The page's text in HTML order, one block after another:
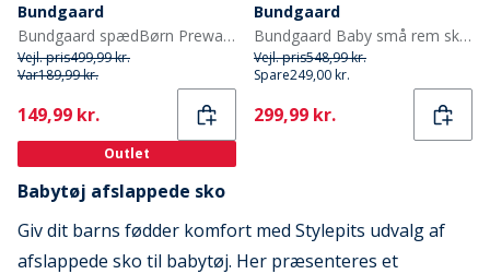
Bundgaard
Bundgaard spædBørn Prewalker II Strop Sko Brown Ws
Vejl. pris499,99 kr.
Var189,99 kr.
Current
149,99 kr.
Outlet
Bundgaard
Bundgaard Baby små rem sko Night Sky Ws
Vejl. pris548,99 kr.
Spare249,00 kr.
Current
299,99 kr.
Babytøj afslappede sko
Giv dit barns fødder komfort med Stylepits udvalg af
afslappede sko til babytøj. Her præsenteres et